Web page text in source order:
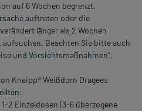
auf 6 Wochen begrenzt.
auftreten oder die
länger als 2 Wochen
Beachten Sie bitte auch
und Vorsichtsmaßnahmen".
Kneipp® Weißdorn Dragees
2 Einzeldosen (3-6 überzogene